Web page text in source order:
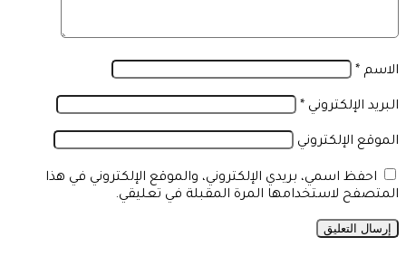
الاسم *
البريد الإلكتروني *
الموقع الإلكتروني
احفظ اسمي، بريدي الإلكتروني، والموقع الإلكتروني في هذا
المتصفح لاستخدامها المرة المقبلة في تعليقي.